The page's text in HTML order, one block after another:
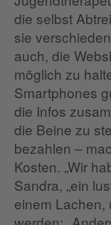
die selbst
sie
auch, die
möglich zu
Smartphones
die Infos
die Beine zu
bezahlen –
Kosten. „Wir
Sandra, „ein
einem Lachen,